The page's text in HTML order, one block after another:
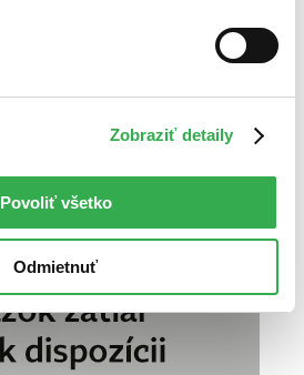
Zobraziť detaily
Povoliť všetko
Odmietnuť